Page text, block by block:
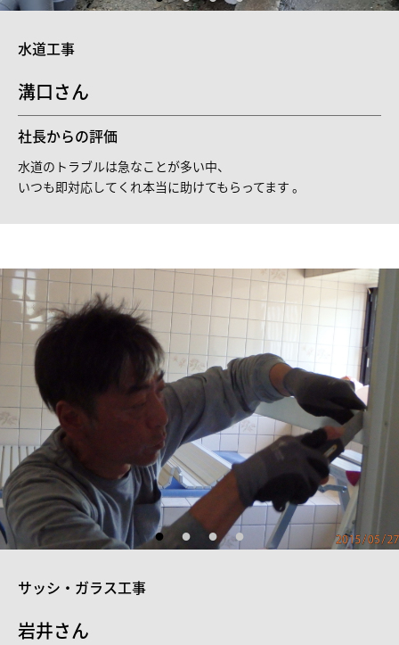
水道工事
溝口さん
社長からの評価
水道のトラブルは急なことが多い中、
いつも即対応してくれ本当に助けてもらってます 。
サッシ・ガラス工事
岩井さん